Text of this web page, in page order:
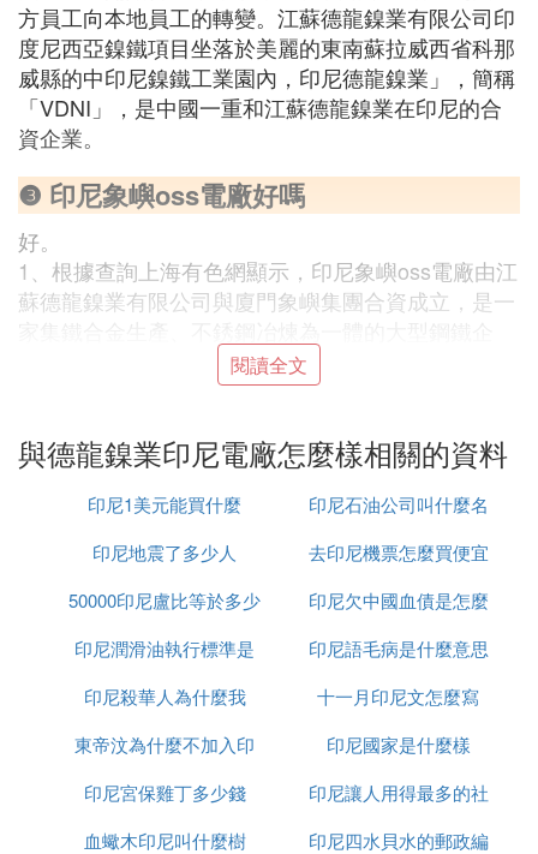
方員工向本地員工的轉變。江蘇德龍鎳業有限公司印
度尼西亞鎳鐵項目坐落於美麗的東南蘇拉威西省科那
威縣的中印尼鎳鐵工業園內，印尼德龍鎳業」，簡稱
「VDNI」，是中國一重和江蘇德龍鎳業在印尼的合
資企業。
❸ 印尼象嶼oss電廠好嗎
好。
1、根據查詢上海有色網顯示，印尼象嶼oss電廠由江
蘇德龍鎳業有限公司與廈門象嶼集團合資成立，是一
2、印尼象嶼oss電廠採用國際先進的RKEF生產工
鑄生產線，自備燃煤電廠、空分站。
❹ 印尼德龍三期是怎麼回事
被印尼工人燒毀
1月16日，印尼德龍工業園三期被印尼工人燒毀。該
工業園由中國江蘇德龍鎳業公司獨資投建，主要生產
鎳鐵，位於該國蘇拉威西島北莫羅瓦里。
總部位於印度尼西亞雅加達,生產廠部在中蘇拉威西
省的莫羅瓦利縣,當地屬於熱帶海洋氣候,終年恆溫,年
平均氣溫27.5°。
❺ 戴國芳是誰戴國芳為什麼要在印尼建廠
閱讀全文
與德龍鎳業印尼電廠怎麼樣相關的資料
印尼1美元能買什麼
印尼石油公司叫什麼名
字
印尼地震了多少人
去印尼機票怎麼買便宜
50000印尼盧比等於多少
人民幣
印尼欠中國血債是怎麼
回事
印尼潤滑油執行標準是
什麼
印尼語毛病是什麼意思
印尼殺華人為什麼我
十一月印尼文怎麼寫
東帝汶為什麼不加入印
尼
印尼國家是什麼樣
印尼宮保雞丁多少錢
印尼讓人用得最多的社
交軟體是什麼意思
血蠍木印尼叫什麼樹
印尼四水貝水的郵政編